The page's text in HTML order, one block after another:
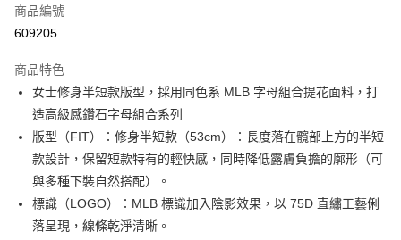
Apple Pay
AlipayHK
WeChat Pay
送貨方式
每筆HK$50.00，滿HK$499.00或以上免運費
商品編號
609205
商品特色
女士修身半短款版型，採用同色系 MLB 字母組合提花面料，打
造高級感鑽石字母組合系列
版型（FIT）：修身半短款（53cm）：長度落在髖部上方的半短
款設計，保留短款特有的輕快感，同時降低露膚負擔的廓形（可
與多種下裝自然搭配）。
標識（LOGO）：MLB 標識加入陰影效果，以 75D 直繡工藝俐
落呈現，線條乾淨清晰。